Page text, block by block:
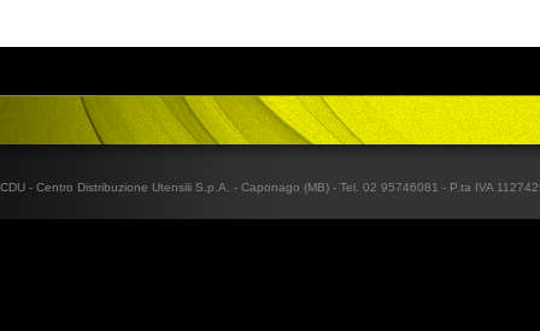
CDU - Centro Distribuzione Utensili S.p.A. - Caponago (MB) - Tel. 02 95746081 - P.ta IVA